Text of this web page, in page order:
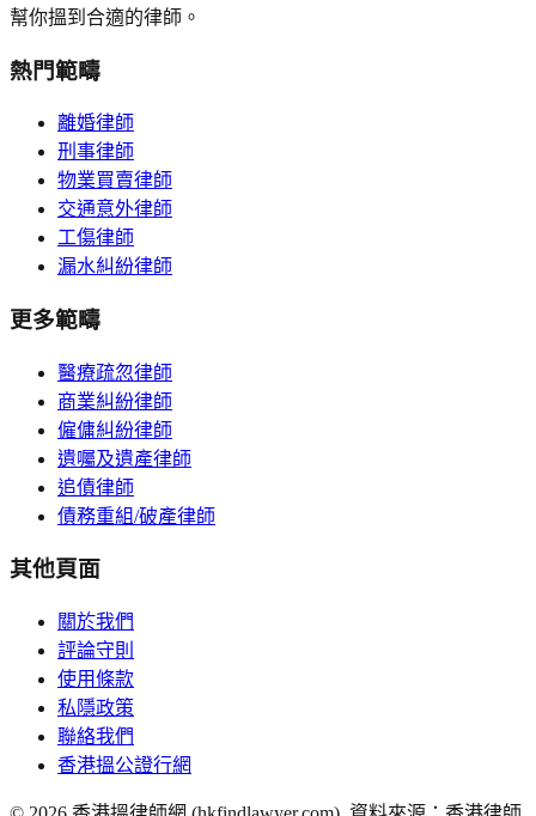
幫你搵到合適的律師。
熱門範疇
離婚律師
刑事律師
物業買賣律師
交通意外律師
工傷律師
漏水糾紛律師
更多範疇
醫療疏忽律師
商業糾紛律師
僱傭糾紛律師
遺囑及遺產律師
追債律師
債務重組/破產律師
其他頁面
關於我們
評論守則
使用條款
私隱政策
聯絡我們
香港搵公證行網